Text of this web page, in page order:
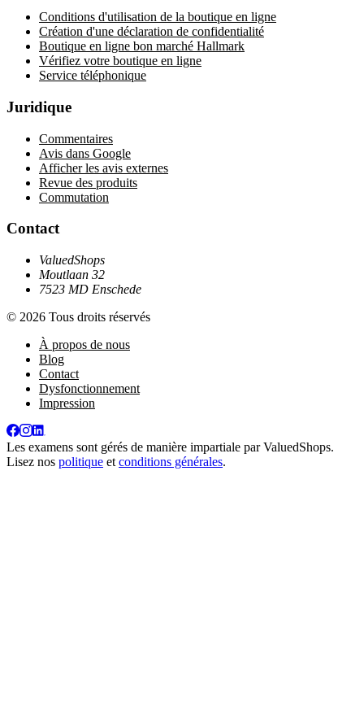
Conditions d'utilisation de la boutique en ligne
Création d'une déclaration de confidentialité
Boutique en ligne bon marché Hallmark
Vérifiez votre boutique en ligne
Service téléphonique
Juridique
Commentaires
Avis dans Google
Afficher les avis externes
Revue des produits
Commutation
Contact
ValuedShops
Moutlaan 32
7523 MD Enschede
© 2026 Tous droits réservés
À propos de nous
Blog
Contact
Dysfonctionnement
Impression
Les examens sont gérés de manière impartiale parValuedShops.
Lisez nos politique et conditions générales.